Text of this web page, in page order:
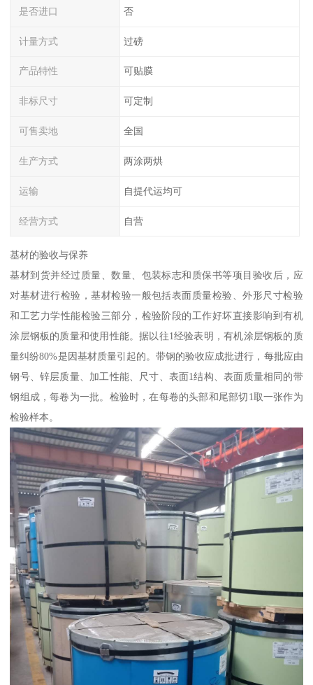
是否进口 否
计量方式 过磅
产品特性 可贴膜
非标尺寸 可定制
可售卖地 全国
生产方式 两涂两烘
运输 自提代运均可
经营方式 自营
基材的验收与保养
基材到货并经过质量、数量、包装标志和质保书等项目验收后，应
对基材进行检验，基材检验一般包括表面质量检验、外形尺寸检验
和工艺力学性能检验三部分，检验阶段的工作好坏直接影响到有机
涂层钢板的质量和使用性能。据以往1经验表明，有机涂层钢板的质
量纠纷80%是因基材质量引起的。带钢的验收应成批进行，每批应由
钢号、锌层质量、加工性能、尺寸、表面1结构、表面质量相同的带
钢组成，每卷为一批。检验时，在每卷的头部和尾部切1取一张作为
检验样本。